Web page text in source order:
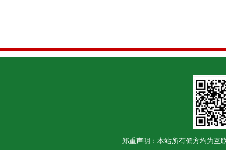
郑重声明：本站所有偏方均为互